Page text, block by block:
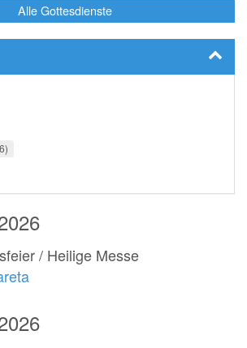
Alle Gottesdienste
/ Heilige Messe